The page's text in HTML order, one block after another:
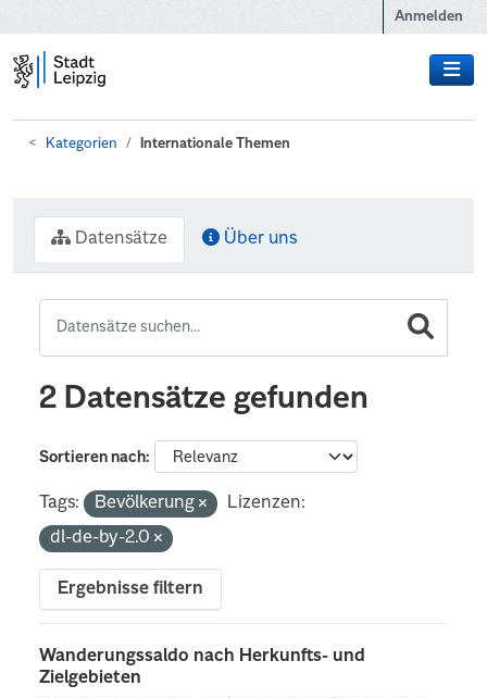
Anmelden
Kategorien Internationale Themen
Datensätze Über uns
2 Datensätze gefunden
Sortieren nach
Tags: Bevölkerung
Lizenzen:
dl-de-by-2.0
Ergebnisse filtern
Wanderungssaldo nach Herkunfts- und
Zielgebieten